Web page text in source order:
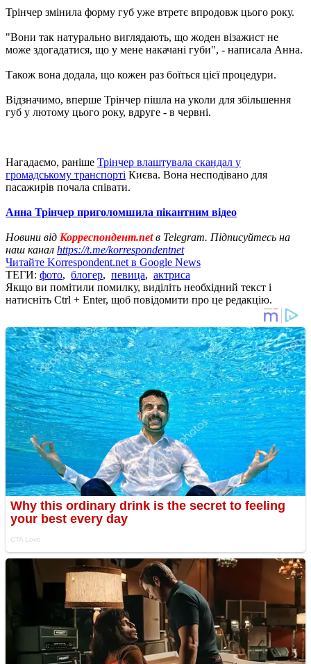
Трінчер змінила форму губ уже втретє впродовж цього року.
"Вони так натурально виглядають, що жоден візажист не
може здогадатися, що у мене накачані губи", - написала Анна.
Також вона додала, що кожен раз боїться цієї процедури.
Відзначимо, вперше Трінчер пішла на уколи для збільшення
губ у лютому цього року, вдруге - в червні.
Нагадаємо, раніше Трінчер влаштувала скандал у
громадському транспорті Києва. Вона несподівано для
пасажирів почала співати.
Анна Трінчер приголомшила пікантним відео
Новини від Корреспондент.netв Telegram. Підписуйтесь на
наш канал https://t.me/korrespondentnet
Читайте Korrespondent.net в Google News
ТЕГИ: фото, блогер, певица, актриса
Якщо ви помітили помилку, виділіть необхідний текст і
натисніть Ctrl + Enter, щоб повідомити про це редакцію.